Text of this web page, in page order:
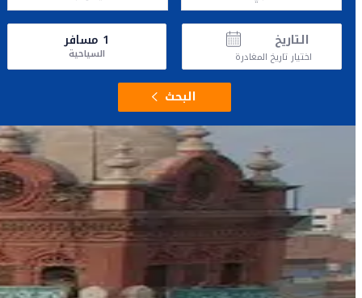
التاريخ
اختيار تاريخ المغادرة
1 مسافر
السياحية
البحث